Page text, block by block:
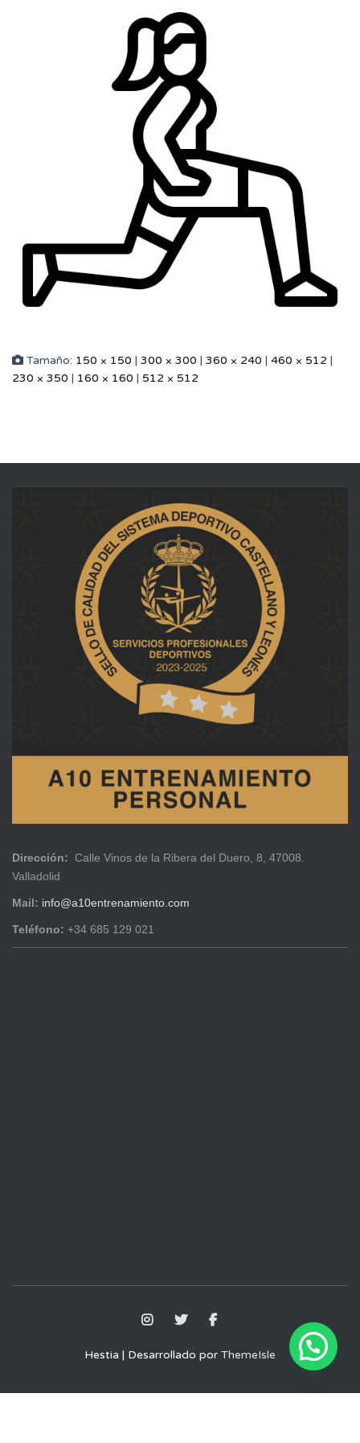
Tamaño: 150 × 150 | 300 × 300 | 360 × 240 | 460 × 512 |
230 × 350 | 160 × 160 | 512 × 512
Dirección: Calle Vinos de la Ribera del Duero, 8, 47008.
Valladolid
Mail: info@a10entrenamiento.com
Teléfono: +34 685 129 021
Hestia | Desarrollado por ThemeIsle